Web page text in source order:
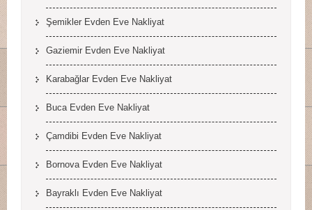
Şemikler Evden Eve Nakliyat
Gaziemir Evden Eve Nakliyat
Karabağlar Evden Eve Nakliyat
Buca Evden Eve Nakliyat
Çamdibi Evden Eve Nakliyat
Bornova Evden Eve Nakliyat
Bayraklı Evden Eve Nakliyat